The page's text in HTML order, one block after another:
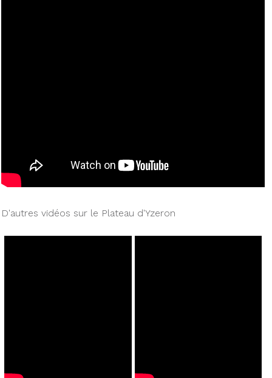
D'autres vidéos sur le Plateau d'Yzeron